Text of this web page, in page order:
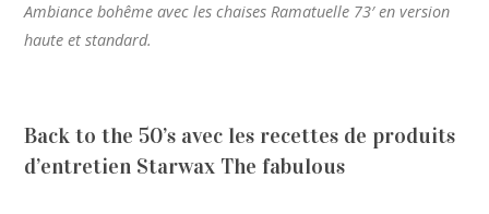
Ambiance bohême avec les chaises Ramatuelle 73′ en version
haute et standard.
Back to the 50’s avec les recettes de produits
d’entretien Starwax The fabulous